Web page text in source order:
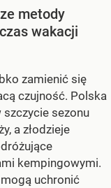
metody
wakacji
zamienić się
czujność. Polska
szczycie sezonu
a złodzieje
kempingowymi.
uchronić